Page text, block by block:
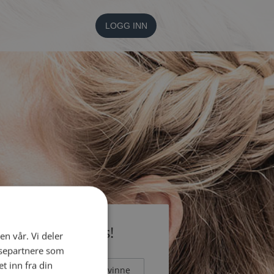
LOGG INN
medlem gratis!
Mann Kvinne
vår. Vi deler
som
inn fra din